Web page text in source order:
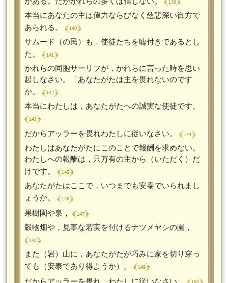
本当にあなたの主は偉力ならびなく慈悲深い御方で
あられる。 ﴾ 140 ﴿
サムード（の民）も，使徒たちを嘘付きであるとし
た。 ﴾ 141 ﴿
かれらの同胞サーリフが，かれらに言った時を思い
起しなさい。「あなたがたは主を畏れないのです
か。 ﴾ 142 ﴿
本当にわたしは，あなたがたへの誠実な使徒です。
﴾ 143 ﴿
だからアッラーを畏れわたしに従いなさい。 ﴾ 144 ﴿
わたしはあなたがたにこのことで報酬を求めない。
わたしへの報酬は，只万有の主から（いただく）だ
けです。 ﴾ 145 ﴿
あなたがたはここで，いつまでも安泰でいられまし
ょうか。 ﴾ 146 ﴿
果樹園や泉， ﴾ 147 ﴿
穀物畑や，見事な若実を付けるナツメヤシの園，
﴾ 148 ﴿
また（岩）山に，あなたがたが巧みに家を切り穿っ
ても（安泰であり得ようか）。 ﴾ 149 ﴿